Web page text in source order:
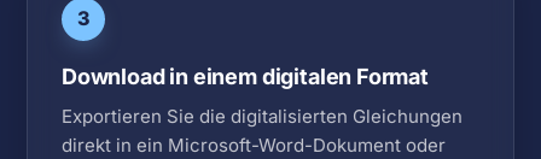
3
Download in einem digitalen Format
Exportieren Sie die digitalisierten Gleichungen
direkt in ein Microsoft-Word-Dokument oder